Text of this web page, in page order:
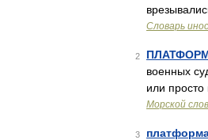
Словарь
2
военных
или
Морской
3